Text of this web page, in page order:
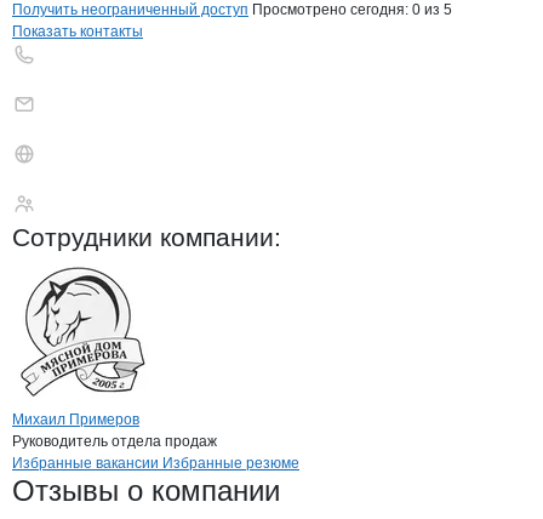
Получить неограниченный доступ Просмотрено сегодня: 0 из 5
Показать контакты
Сотрудники компании:
Михаил Примеров
Руководитель отдела продаж
Брендыкомпани Пиликов Михаил
Вакансии вПиликов Михаил
Избранные вакансии Избранные резюме
Новости oПиликов Михаил
Отзывы о компании